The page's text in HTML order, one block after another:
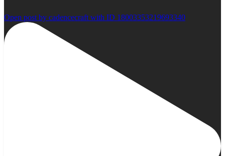
Open post by cadencecraft with ID 18003353219693340